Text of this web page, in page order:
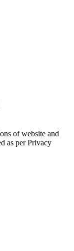
of website and
as per Privacy